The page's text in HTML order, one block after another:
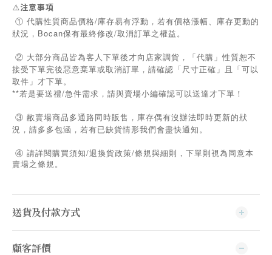
⚠️注意事項
① 代購性質商品價格/庫存易有浮動，若有價格漲幅、庫存更動的
狀況，Bocan保有最終修改/取消訂單之權益。
② 大部分商品皆為客人下單後才向店家調貨，「代購」性質恕不
接受下單完後惡意棄單或取消訂單，請確認「尺寸正確」且「可以
取件」才下單。
**若是要送禮/急件需求，請與賣場小編確認可以送達才下單！
③ 敝賣場商品多通路同時販售，庫存偶有沒辦法即時更新的狀
況，請多多包涵，若有已缺貨情形我們會盡快通知。
④ 請詳閱購買須知/退換貨政策/條規與細則，下單則視為同意本
賣場之條規。
送貨及付款方式
顧客評價